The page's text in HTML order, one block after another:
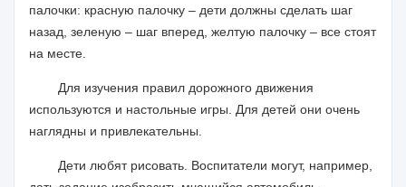
палочки: красную палочку – дети должны сделать шаг
назад, зеленую – шаг вперед, желтую палочку – все стоят
на месте.
Для изучения правил дорожного движения
используются и настольные игры. Для детей они очень
наглядны и привлекательны.
Дети любят рисовать. Воспитатели могут, например,